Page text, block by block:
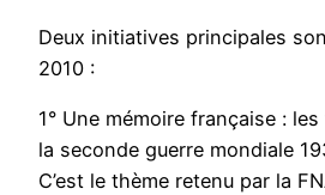
Deux initiatives principales
2010 :
1° Une mémoire française :
la seconde guerre mondiale
C’est le thème retenu par la